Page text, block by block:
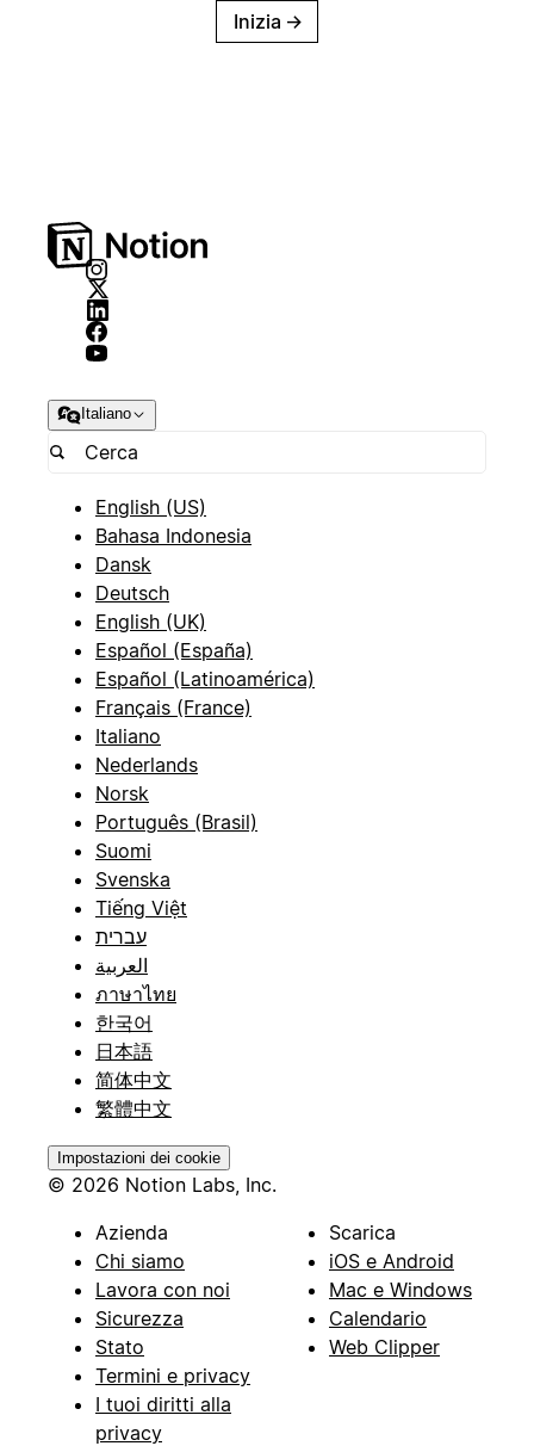
Inizia →
Italiano
English (US)
Bahasa Indonesia
Dansk
Deutsch
English (UK)
Español (España)
Español (Latinoamérica)
Français (France)
Italiano
Nederlands
Norsk
Português (Brasil)
Suomi
Svenska
Tiếng Việt
עברית
العربية
ภาษาไทย
한국어
日本語
简体中文
繁體中文
Impostazioni dei cookie
© 2026 Notion Labs, Inc.
Azienda
Chi siamo
Lavora con noi
Sicurezza
Stato
Termini e privacy
I tuoi diritti alla
privacy
Scarica
iOS e Android
Mac e Windows
Calendario
Web Clipper